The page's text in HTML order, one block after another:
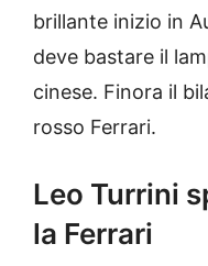
brillante inizio in
deve bastare il
cinese. Finora il
rosso Ferrari.
Leo Turrini
la Ferrari